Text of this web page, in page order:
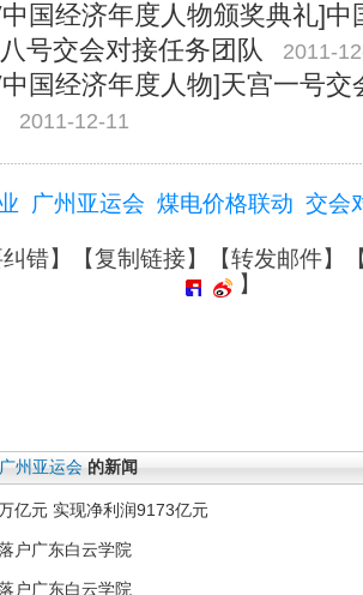
中国经济年度人物颁奖典礼]
号交会对接任务团队
2011-
中国经济年度人物]天宫一号
2011-12-11
广州亚运会 煤电价格联动 交会
错】【复制链接】【转发邮件】
】
广州亚运会 的新闻
亿元 实现净利润9173亿元
户广东白云学院
户广东白云学院